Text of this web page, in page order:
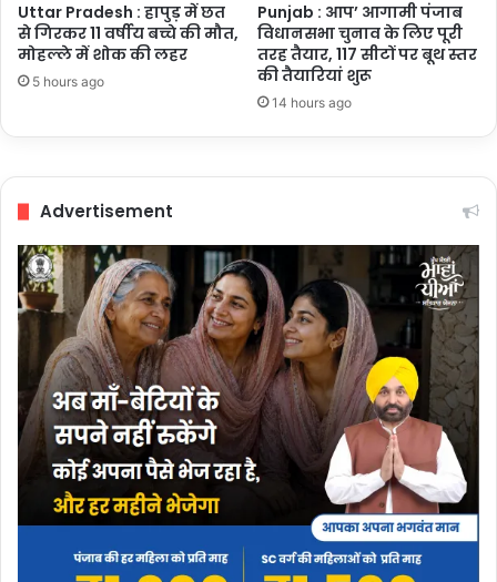
Uttar Pradesh : हापुड़ में छत
से गिरकर 11 वर्षीय बच्चे की मौत,
मोहल्ले में शोक की लहर
5 hours ago
Punjab : आप’ आगामी पंजाब
विधानसभा चुनाव के लिए पूरी
तरह तैयार, 117 सीटों पर बूथ स्तर
की तैयारियां शुरू
14 hours ago
Advertisement